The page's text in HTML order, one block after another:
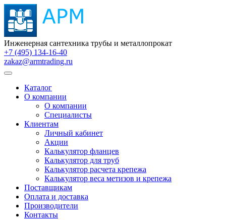
Инженерная сантехника трубы и металлопрокат
+7 (495) 134-16-40
zakaz@armtrading.ru
Каталог
О компании
О компании
Специалисты
Клиентам
Личный кабинет
Акции
Калькулятор фланцев
Калькулятор для труб
Калькулятор расчета крепежа
Калькулятор веса метизов и крепежа
Поставщикам
Оплата и доставка
Производители
Контакты